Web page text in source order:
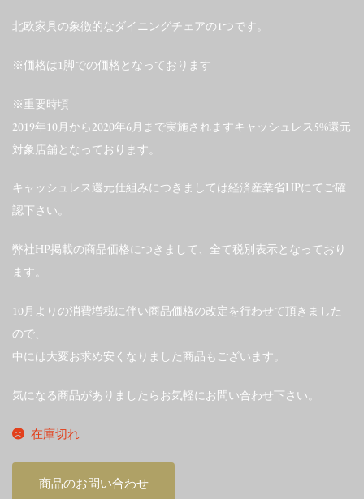
北欧家具の象徴的なダイニングチェアの1つです。
※価格は1脚での価格となっております
※重要時頃
2019年10月から2020年6月まで実施されますキャッシュレス5%還元
対象店舗となっております。
キャッシュレス還元仕組みにつきましては経済産業省HPにてご確
認下さい。
弊社HP掲載の商品価格につきまして、全て税別表示となっており
ます。
10月よりの消費増税に伴い商品価格の改定を行わせて頂きました
ので、
中には大変お求め安くなりました商品もございます。
気になる商品がありましたらお気軽にお問い合わせ下さい。
在庫切れ
商品のお問い合わせ